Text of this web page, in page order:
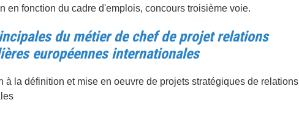
en fonction du cadre d'emplois, concours troisième voie.
du métier de chef de projet relations
européennes internationales
à la définition et mise en oeuvre de projets stratégiques de relations